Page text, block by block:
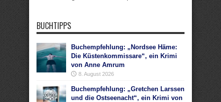
BUCHTIPPS
Buchempfehlung: „Nordsee Häme:
Die Küstenkommissare“, ein Krimi
von Anne Amrum
8. August 2026
Buchempfehlung: „Gretchen Larssen
und die Ostseenacht“, ein Krimi von